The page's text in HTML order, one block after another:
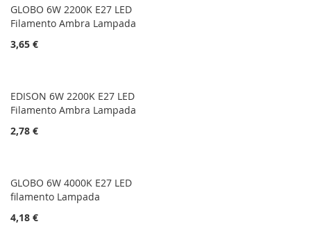
GLOBO 6W 2200K E27 LED
Filamento Ambra Lampada
3,65 €
EDISON 6W 2200K E27 LED
Filamento Ambra Lampada
2,78 €
GLOBO 6W 4000K E27 LED
filamento Lampada
4,18 €